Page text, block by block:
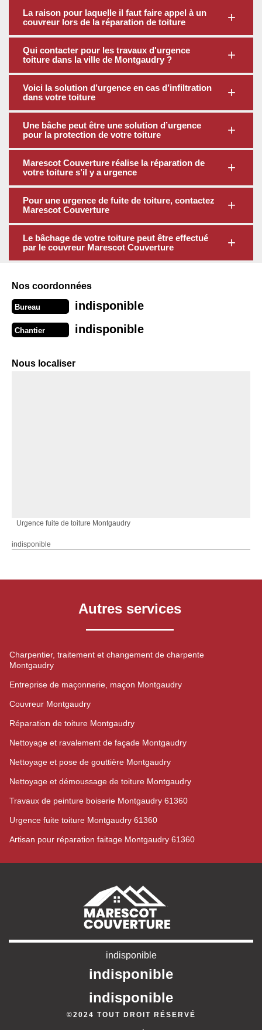
La raison pour laquelle il faut faire appel à un
couvreur lors de la réparation de toiture
Qui contacter pour les travaux d'urgence
toiture dans la ville de Montgaudry ?
Voici la solution d’urgence en cas d’infiltration
dans votre toiture
Une bâche peut être une solution d’urgence
pour la protection de votre toiture
Marescot Couverture réalise la réparation de
votre toiture s’il y a urgence
Pour une urgence de fuite de toiture, contactez
Marescot Couverture
Le bâchage de votre toiture peut être effectué
par le couvreur Marescot Couverture
Nos coordonnées
Bureau indisponible
Chantier indisponible
Nous localiser
Urgence fuite de toiture Montgaudry
indisponible
Autres services
Charpentier, traitement et changement de charpente
Montgaudry
Entreprise de maçonnerie, maçon Montgaudry
Couvreur Montgaudry
Réparation de toiture Montgaudry
Nettoyage et ravalement de façade Montgaudry
Nettoyage et pose de gouttière Montgaudry
Nettoyage et démoussage de toiture Montgaudry
Travaux de peinture boiserie Montgaudry 61360
Urgence fuite toiture Montgaudry 61360
Artisan pour réparation faitage Montgaudry 61360
indisponible
indisponible
indisponible
©2024 TOUT DROIT RÉSERVÉ